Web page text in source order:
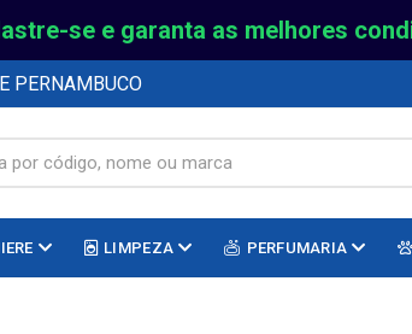
se e garanta as melhores
PERNAMBUCO
LIMPEZA PERFUMARIA